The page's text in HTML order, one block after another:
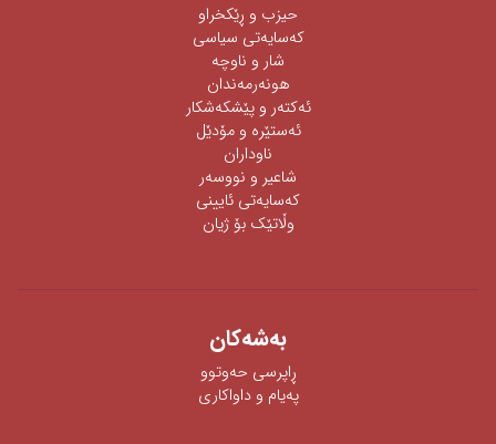
حیزب و ڕێکخراو
كەسایەتی سیاسی
شار و ناوچە
هونەرمەندان
ئه‌كته‌ر‌ و پێشكه‌شكار
ئه‌ستێره‌ و مۆدێل
ناوداران
شاعیر و نووسەر
كەسایەتی ئایینی
وڵاتێک بۆ ژیان
به‌شه‌كان
ڕاپرسی‌ حه‌وتوو
په‌یام و داواكاری‌